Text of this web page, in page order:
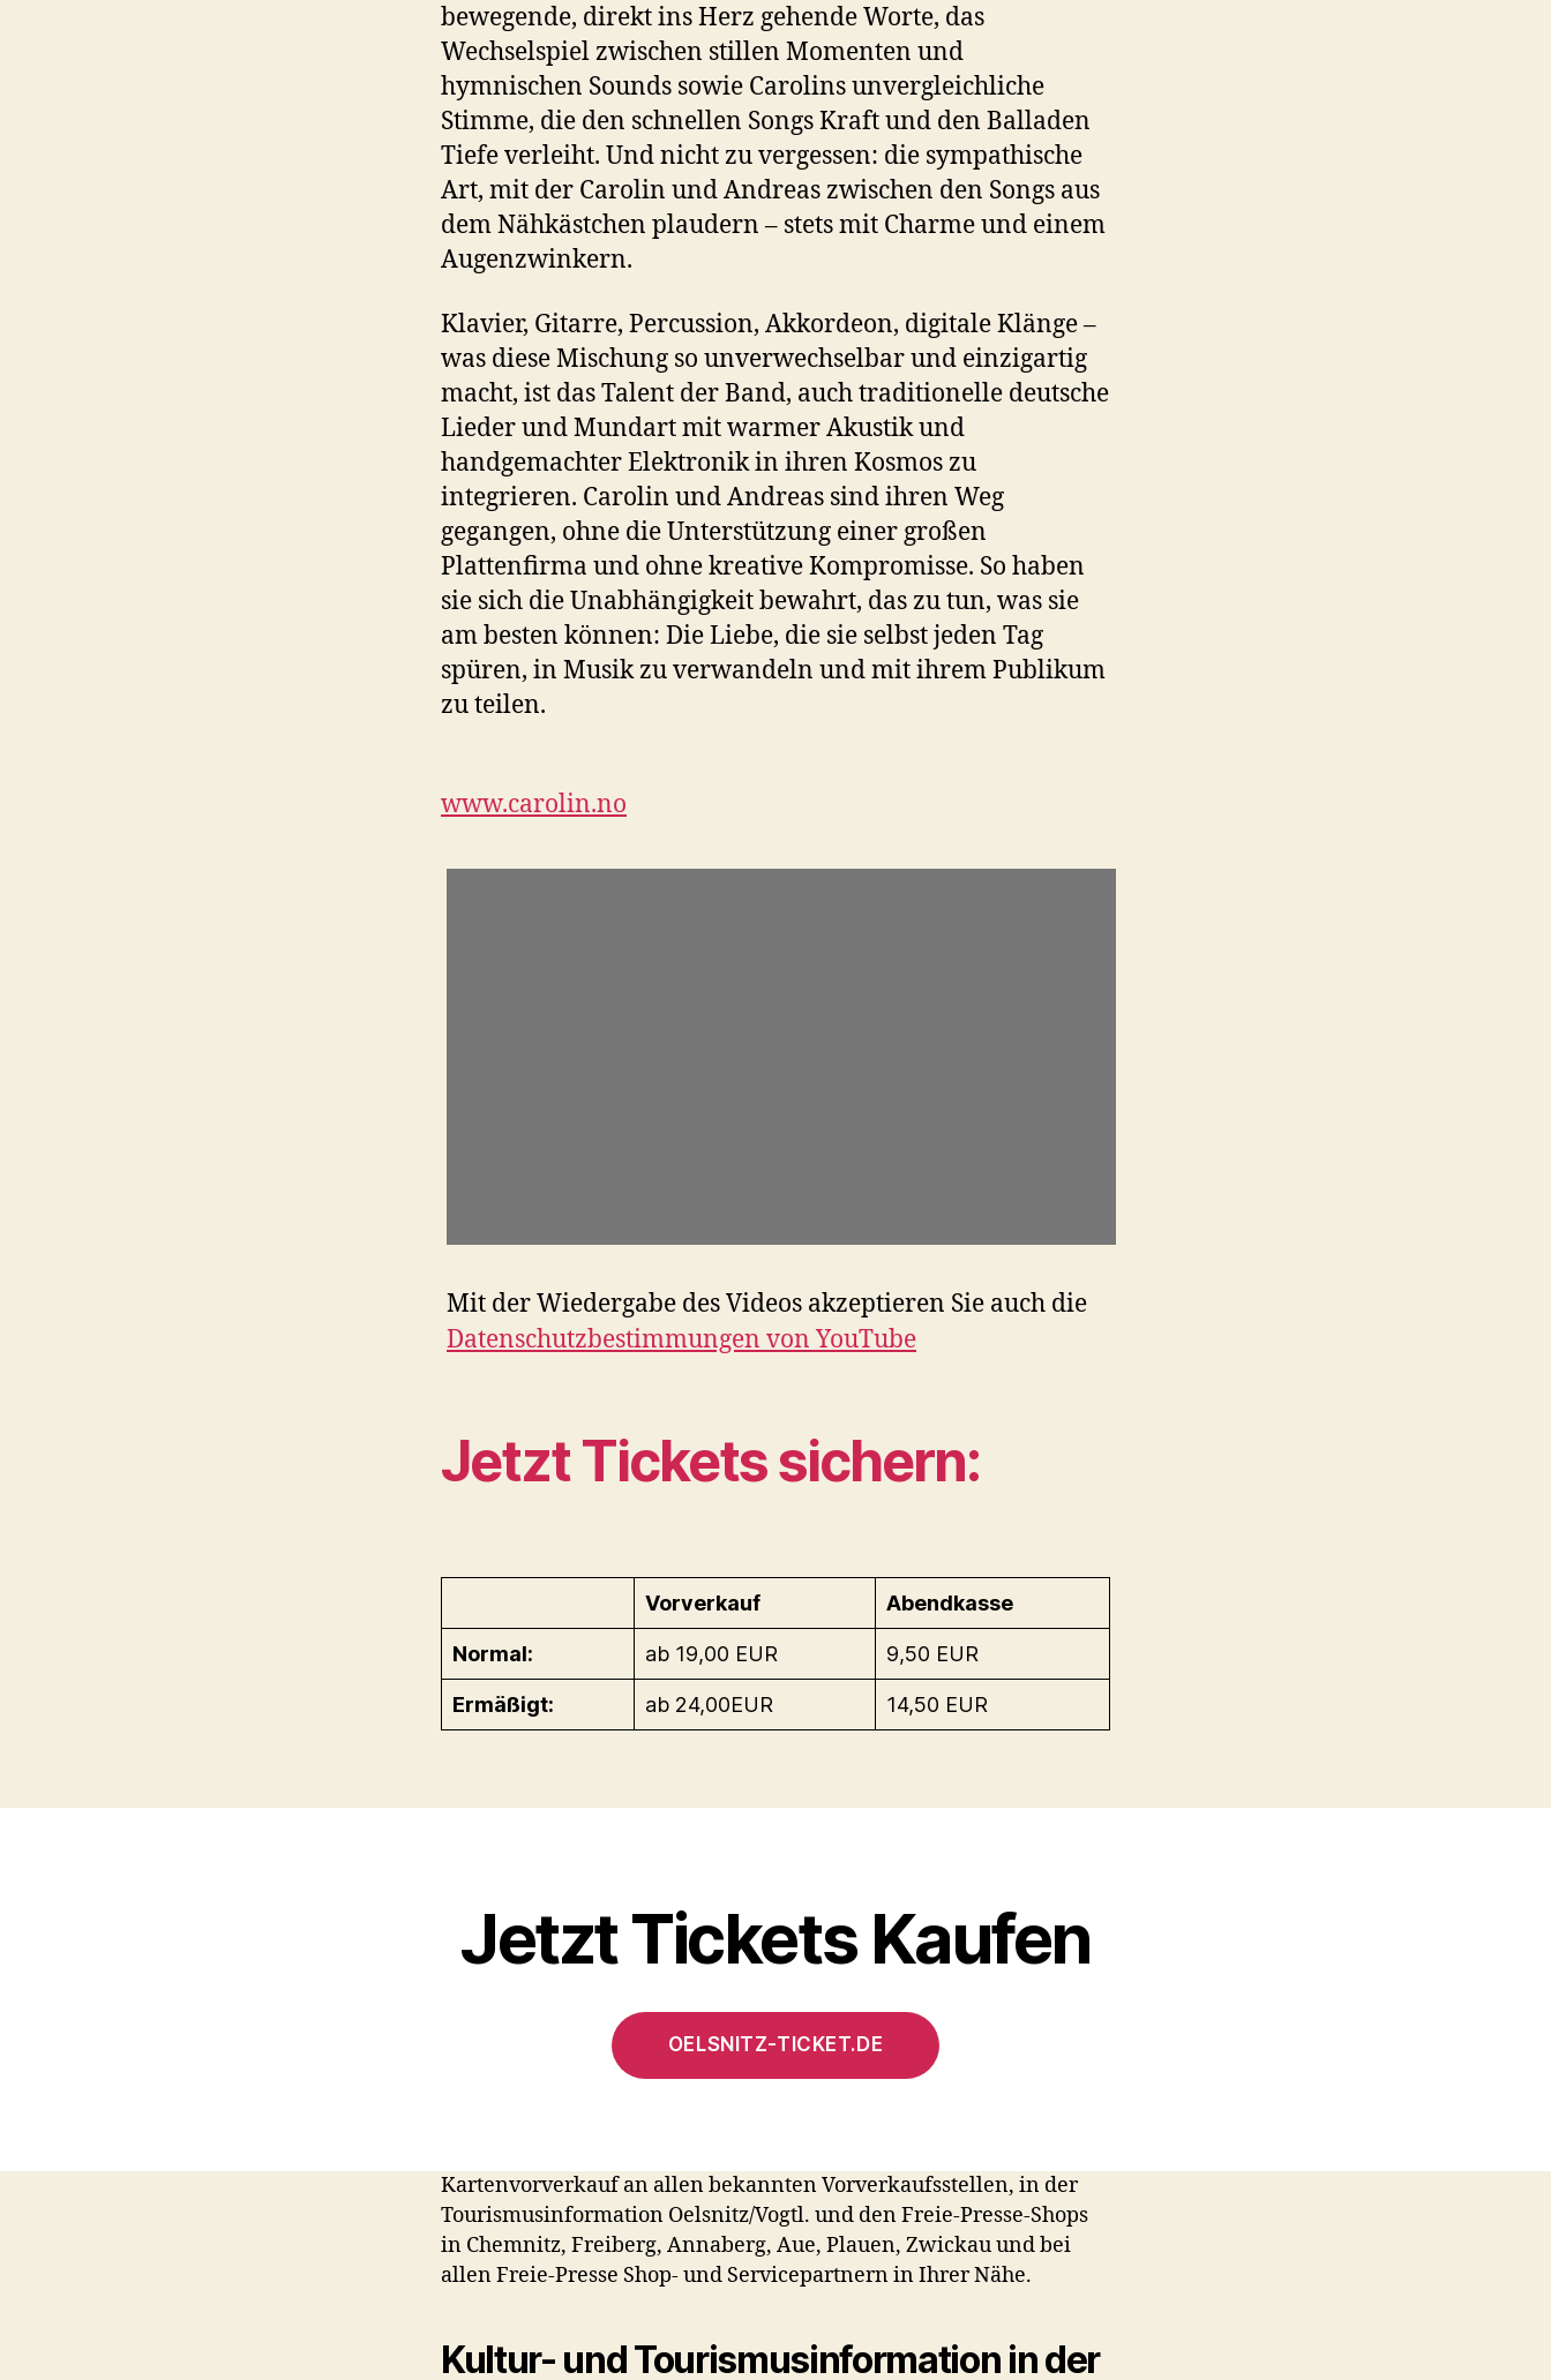
bewegende, direkt ins Herz gehende Worte, das
Wechselspiel zwischen stillen Momenten und
hymnischen Sounds sowie Carolins unvergleichliche
Stimme, die den schnellen Songs Kraft und den Balladen
Tiefe verleiht. Und nicht zu vergessen: die sympathische
Art, mit der Carolin und Andreas zwischen den Songs aus
dem Nähkästchen plaudern – stets mit Charme und einem
Augenzwinkern.
Klavier, Gitarre, Percussion, Akkordeon, digitale Klänge –
was diese Mischung so unverwechselbar und einzigartig
macht, ist das Talent der Band, auch traditionelle deutsche
Lieder und Mundart mit warmer Akustik und
handgemachter Elektronik in ihren Kosmos zu
integrieren. Carolin und Andreas sind ihren Weg
gegangen, ohne die Unterstützung einer großen
Plattenfirma und ohne kreative Kompromisse. So haben
sie sich die Unabhängigkeit bewahrt, das zu tun, was sie
am besten können: Die Liebe, die sie selbst jeden Tag
spüren, in Musik zu verwandeln und mit ihrem Publikum
zu teilen.
www.carolin.no
Mit der Wiedergabe des Videos akzeptieren Sie auch die
Datenschutzbestimmungen von YouTube
Jetzt Tickets sichern:
Vorverkauf Abendkasse
Normal: ab 19,00 EUR 9,50 EUR
Ermäßigt: ab 24,00EUR 14,50 EUR
Jetzt Tickets Kaufen
OELSNITZ-TICKET.DE
Kartenvorverkauf an allen bekannten Vorverkaufsstellen, in der
Tourismusinformation Oelsnitz/Vogtl. und den Freie-Presse-Shops
in Chemnitz, Freiberg, Annaberg, Aue, Plauen, Zwickau und bei
allen Freie-Presse Shop- und Servicepartnern in Ihrer Nähe.
Kultur- und Tourismusinformation in der